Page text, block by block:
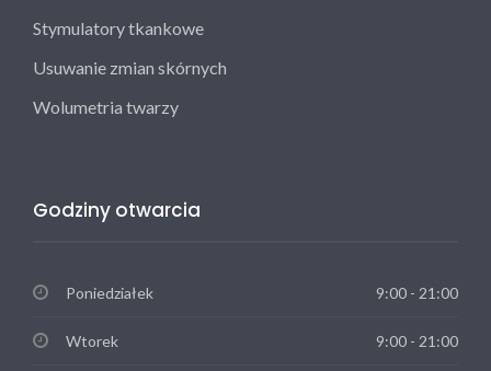
Stymulatory tkankowe
Usuwanie zmian skórnych
Wolumetria twarzy
Godziny otwarcia
Poniedziałek 9:00 - 21:00
Wtorek 9:00 - 21:00